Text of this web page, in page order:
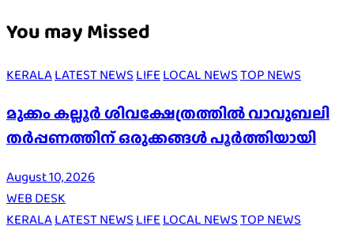
You may Missed
KERALALATEST NEWSLIFELOCAL NEWSTOP NEWS
മുക്കം കല്ലൂർ ശിവക്ഷേത്രത്തിൽ വാവുബലി
തർപ്പണത്തിന് ഒരുക്കങ്ങൾ പൂർത്തിയായി
August 10, 2026
WEB DESK
KERALALATEST NEWSLIFELOCAL NEWSTOP NEWS